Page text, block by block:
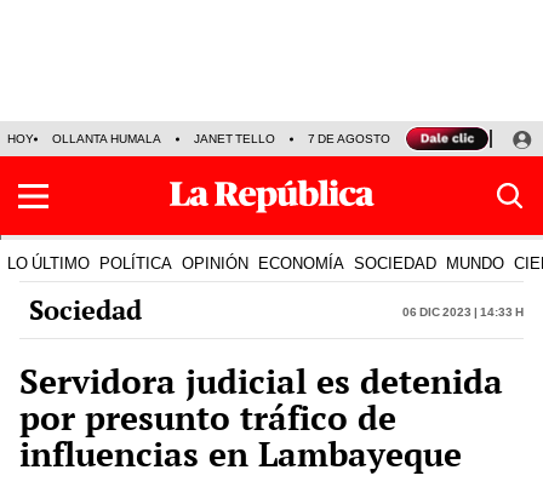
HOY OLLANTA HUMALA JANET TELLO 7 DE AGOSTO TINKA RESULTADOS
LO ÚLTIMO POLÍTICA OPINIÓN ECONOMÍA SOCIEDAD MUNDO
Sociedad 06 Dic 2023 | 14:33 h
Servidora judicial es detenida
por presunto tráfico de
influencias en Lambayeque